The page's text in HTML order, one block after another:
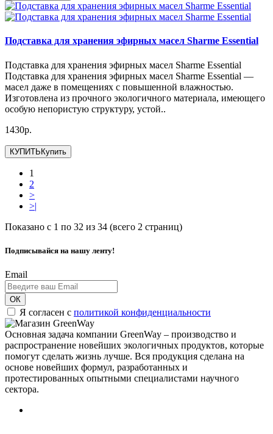
Подставка для хранения эфирных масел Sharme Essential
Подставка для хранения эфирных масел Sharme Essential
Подставка для хранения эфирных масел Sharme Essential —
масел даже в помещениях с повышенной влажностью.
Изготовлена из прочного экологичного материала, имеющего
особую непористую структуру, устой..
1430р.
КУПИТЬКупить
1
2
>
>|
Показано с 1 по 32 из 34 (всего 2 страниц)
Подписывайся на нашу ленту!
Email
ОК
Я согласен с политикой конфиденциальности
Основная задача компании GreenWay – производство и
распространение новейших экологичных продуктов, которые
помогут сделать жизнь лучше. Вся продукция сделана на
основе новейших формул, разработанных и
протестированных опытными специалистами научного
сектора.